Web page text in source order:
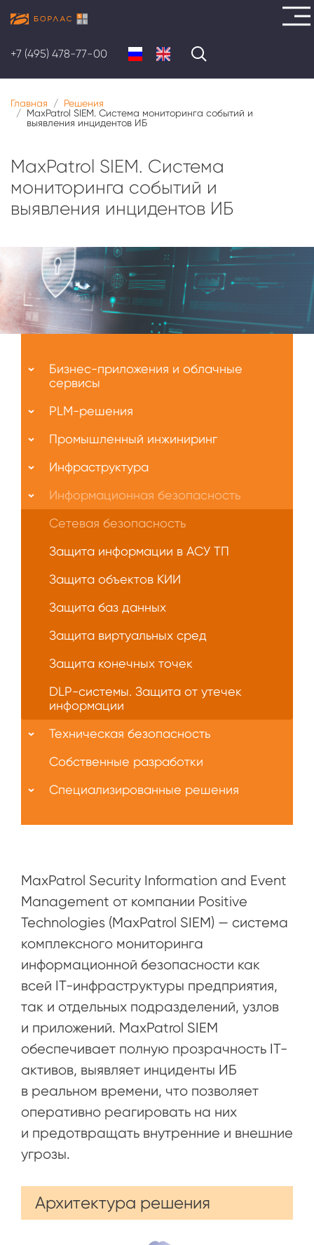
основному
содержанию
+7 (495) 478-77-00
Главная
Решения
MaxPatrol SIEM. Система мониторинга событий и
выявления инцидентов ИБ
MaxPatrol SIEM. Система
мониторинга событий и
выявления инцидентов ИБ
MaxPatrol Security Information and Event
Management от компании Positive
Technologies (MaxPatrol SIEM) — cистема
комплексного мониторинга
информационной безопасности как
всей IT-инфраструктуры предприятия,
так и отдельных подразделений, узлов
и приложений. MaxPatrol SIEM
обеспечивает полную прозрачность IT-
активов, выявляет инциденты ИБ
в реальном времени, что позволяет
оперативно реагировать на них
и предотвращать внутренние и внешние
угрозы.
Архитектура решения
нас
Бизнес-приложения и облачные
сервисы
PLM-решения
Промышленный инжиниринг
Инфраструктура
Информационная безопасность
Сетевая безопасность
Защита информации в АСУ ТП
Защита объектов КИИ
Защита баз данных
Защита виртуальных сред
Защита конечных точек
DLP-системы. Защита от утечек
информации
Техническая безопасность
Собственные разработки
Специализированные решения